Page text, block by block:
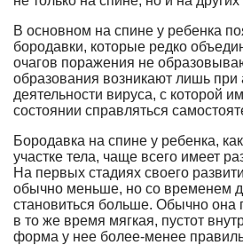
В основном на спине у ребенка
бородавки, которые редко
очагов поражения не
образования возникают лишь при
деятельности вируса, с которой
состоянии справляться
Бородавка на спине у ребенка,
участке тела, чаще всего имеет
На первых стадиях своего
обычно меньше, но со временем
становиться больше. Обычно она
в то же время мягкая, пустот
форма у нее более-менее